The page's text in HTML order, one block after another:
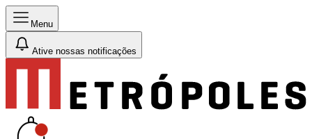
Menu
Ative nossas notificações